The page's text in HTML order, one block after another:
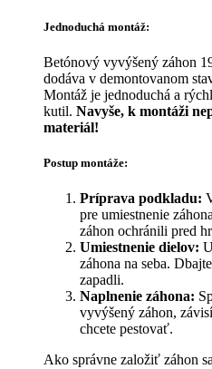
Jednoduchá montáž:
Betónový vyvýšený záhon
dodáva v demontovanom
Montáž je jednoduchá a
kutil. Navyše, k montáži
materiál!
Postup montáže:
Príprava podkladu:
pre umiestnenie
záhon ochránili pred
Umiestnenie dielov:
záhona na seba.
zapadli.
Naplnenie záhona:
vyvýšený záhon,
chcete pestovať.
Ako správne založiť záhon